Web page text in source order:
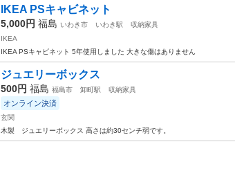
IKEA PSキャビネット
5,000円 福島 いわき市 いわき駅
収納家具
IKEA
IKEA PSキャビネット 5年使用しました 大きな傷はありません
ジュエリーボックス
500円 福島 福島市 卸町駅 収納家具
オンライン決済
玄関
木製 ジュエリーボックス 高さは約30センチ弱です。